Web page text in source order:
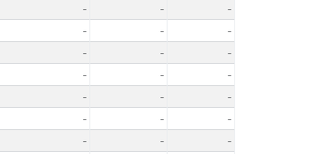
- -
-
- -
-
- -
-
- -
-
- -
-
- -
-
- -
-